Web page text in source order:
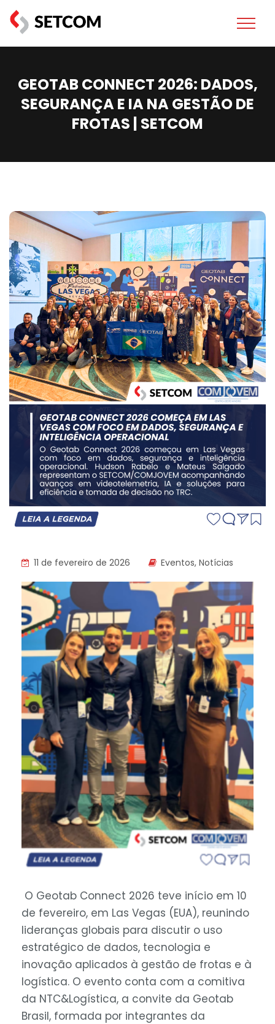
GEOTAB CONNECT 2026: DADOS,
SEGURANÇA E IA NA GESTÃO DE
FROTAS | SETCOM
11 de fevereiro de 2026 Eventos, Notícias
O Geotab Connect 2026 teve início em 10
de fevereiro, em Las Vegas (EUA), reunindo
lideranças globais para discutir o uso
estratégico de dados, tecnologia e
inovação aplicados à gestão de frotas e à
logística. O evento conta com a comitiva
da NTC&Logística, a convite da Geotab
Brasil, formada por integrantes da